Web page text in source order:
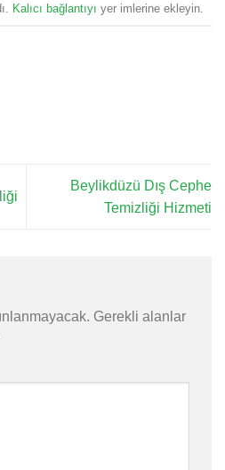
Kalıcı bağlantıyı yer imlerine ekleyin.
Beylikdüzü Dış Cephe
Temizliği Hizmeti
Gerekli alanlar